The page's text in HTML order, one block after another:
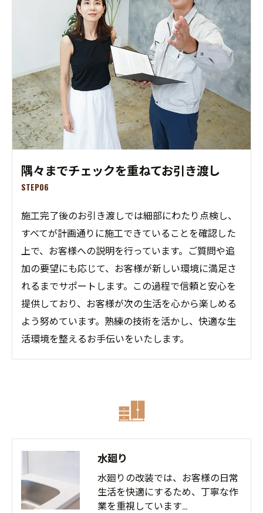
隅々までチェックを重ねてお引き渡し
STEP06
施工完了後のお引き渡しでは細部にわたり点検し、
すべてが計画通りに施工できていることを確認した
上で、お客様への説明を行っています。ご質問や追
加の要望にも応じて、お客様が新しい環境に満足さ
れるまでサポートします。この過程で信頼と安心を
提供しており、お客様が次の生活を心から楽しめる
よう努めています。熟練の技術を活かし、快適な生
活環境を整えるお手伝いをいたします。
水廻り
水廻りの改装では、お客様の日常
生活を快適にするため、丁寧な作
業を重視しています…